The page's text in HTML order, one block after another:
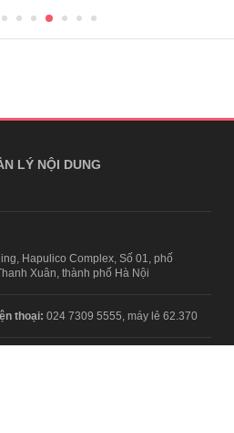
LÝ NỘI DUNG
Hapulico Complex, Số 01, phố
Xuân, thành phố Hà Nội
thoại: 024 7309 5555, máy lẻ 62.370